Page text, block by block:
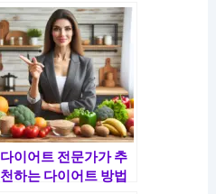
다이어트 전문가가 추
천하는 다이어트 방법